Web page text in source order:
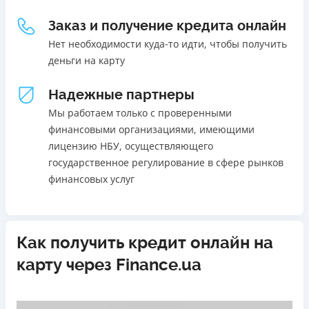
В кассах и терминалах отделений
Онлайн (через сайт или интернет-банкинг)
Через терминалы самообслуживания
Лицензия НБУ
Лицензия переоформлена 27.03.2024 г.
Вся информация о кредите
ПОЛУЧИТЬ ЗАЙМ
Ежемесячная комиссия
Акция: ставка 0,01% на первый платеж при
использовании промокода;
Быстрый онлайн кредит на банковскую карту без
залога и поручителей;
Процесс полностью автоматизирован и занимает до 5
минут;
Нет программы лояльности для постоянных клиентов
Нет круглосуточной поддержки по телефону, в Viber,
Заказ и получение кредита онлайн
Нет необходимости куда-то идти, чтобы получить
деньги на карту
Надежные партнеры
Мы работаем только с проверенными
финансовыми организациями, имеющими
лицензию НБУ, осуществляющего
государственное регулирование в сфере рынков
финансовых услуг
Как получить кредит онлайн на
карту через Finance.ua